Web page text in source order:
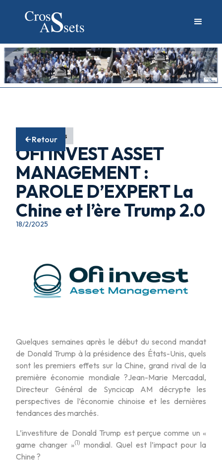
Retour
Fonds actions
OFI INVEST ASSET
MANAGEMENT :
PAROLE D’EXPERT La
Chine et l’ère Trump 2.0
18/2/2025
Quelques semaines après le début du second mandat
de Donald Trump à la présidence des États-Unis, quels
sont les premiers effets sur la Chine, grand rival de la
première économie mondiale ?Jean-Marie Mercadal,
Directeur Général de Syncicap AM décrypte les
perspectives de l’économie chinoise et les dernières
tendances des marchés.
L’investiture de Donald Trump est perçue comme un «
game changer »(1) mondial. Quel est l’impact pour la
Chine ?